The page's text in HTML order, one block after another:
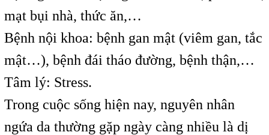
mạt bụi nhà, thức ăn,…
Bệnh nội khoa: bệnh gan mật (viêm gan, tắc
mật…), bệnh đái tháo đường, bệnh thận,…
Tâm lý: Stress.
Trong cuộc sống hiện nay, nguyên nhân
ngứa da thường gặp ngày càng nhiều là dị